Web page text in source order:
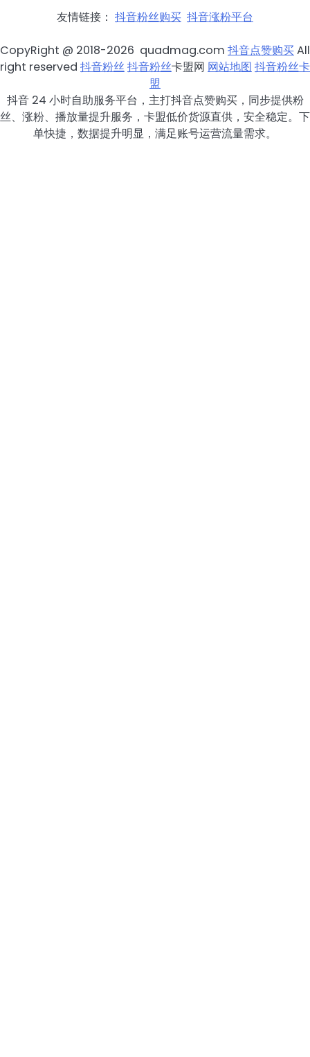
友情链接： 抖音粉丝购买 抖音涨粉平台
CopyRight @ 2018-2026 quadmag.com 抖音点赞购买All
right reserved 抖音粉丝抖音粉丝卡盟网 网站地图 抖音粉丝卡
盟
抖音 24 小时自助服务平台，主打抖音点赞购买，同步提供粉
丝、涨粉、播放量提升服务，卡盟低价货源直供，安全稳定。下
单快捷，数据提升明显，满足账号运营流量需求。